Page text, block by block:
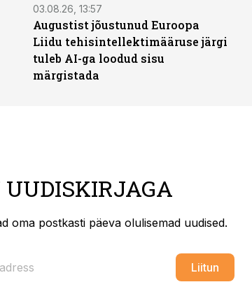
03.08.26, 13:57
Augustist jõustunud Euroopa
Liidu tehisintellektimääruse järgi
tuleb AI-ga loodud sisu
märgistada
oma postkasti päeva olulisemad uudised.
Liitun